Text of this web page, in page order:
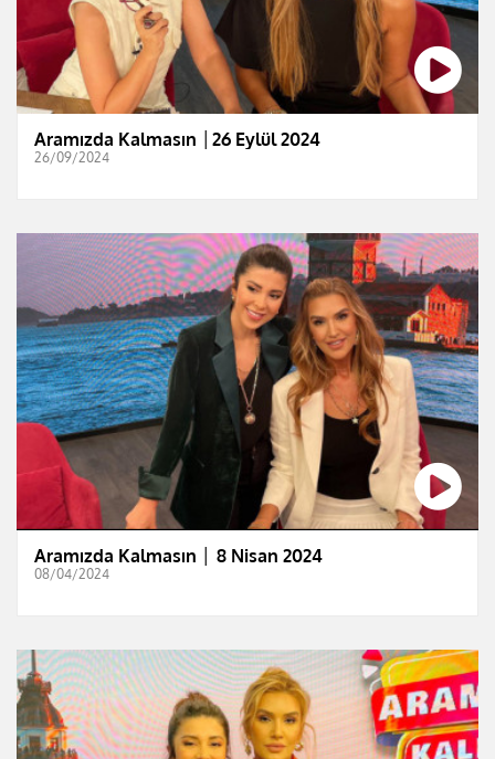
Aramızda Kalmasın │26 Eylül 2024
26/09/2024
Aramızda Kalmasın │ 8 Nisan 2024
08/04/2024